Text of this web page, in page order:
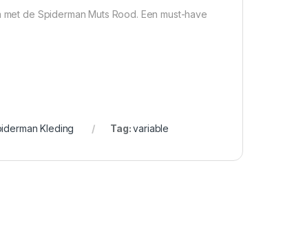
de Spiderman Muts Rood. Een must-have
Kleding Tag:variable